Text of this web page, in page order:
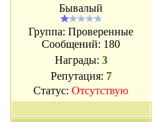
Бывалый
Группа: Проверенные
Сообщений: 180
Награды: 3
Репутация: 7
Статус: Отсутствую